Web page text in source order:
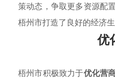
策动态，争取更多资源配
梧州市打造了良好的经济生
优
梧州市积极致力于优化营